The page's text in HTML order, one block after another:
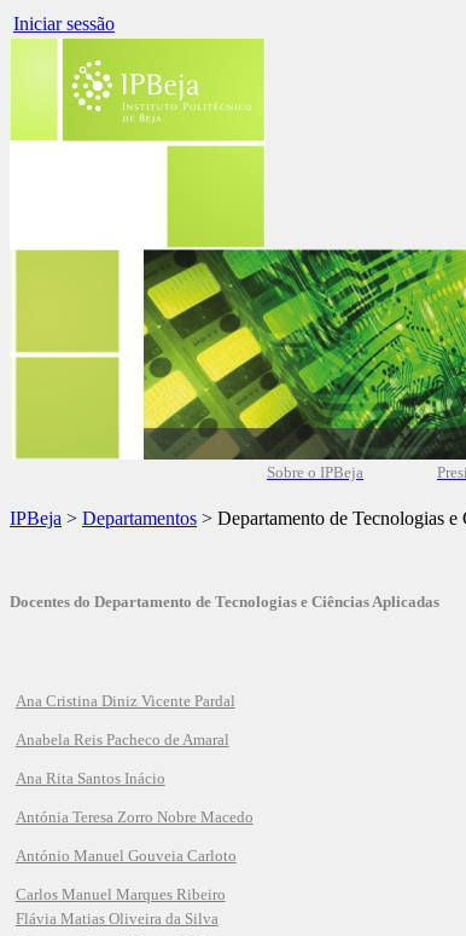
Iniciar sessão
Sobre o IPBeja
IPBeja > Departamentos > Departamento de Tecnologias e
Docentes do Departamento de Tecnologias e Ciências Aplicadas
Ana Cristina Diniz Vicente Pardal
Anabela Reis Pacheco de Amaral
Ana Rita Santos Inácio
Antónia Teresa Zorro Nobre Macedo
António Manuel Gouveia Carloto
Carlos Manuel Marques Ribeiro
Flávia Matias Oliveira da Silva